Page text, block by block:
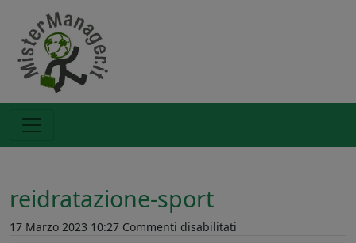
reidratazione-sport
17 Marzo 2023 10:27 Commenti disabilitati